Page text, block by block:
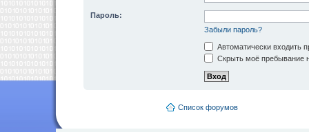
Пароль:
Забыли пароль?
Автоматически входить
Скрыть моё пребывание
Список форумов